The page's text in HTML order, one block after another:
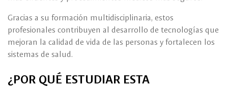
Gracias a su formación multidisciplinaria, estos
profesionales contribuyen al desarrollo de tecnologías que
mejoran la calidad de vida de las personas y fortalecen los
sistemas de salud.
¿POR QUÉ ESTUDIAR ESTA